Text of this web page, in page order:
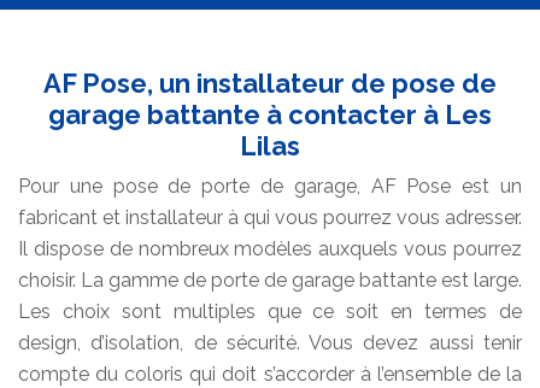
AF Pose, un installateur de pose de
garage battante à contacter à Les
Lilas
Pour une pose de porte de garage, AF Pose est un
fabricant et installateur à qui vous pourrez vous adresser.
Il dispose de nombreux modèles auxquels vous pourrez
choisir. La gamme de porte de garage battante est large.
Les choix sont multiples que ce soit en termes de
design, d’isolation, de sécurité. Vous devez aussi tenir
compte du coloris qui doit s’accorder à l’ensemble de la